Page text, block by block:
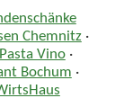
Chemnitz·
Vino·
Bochum ·